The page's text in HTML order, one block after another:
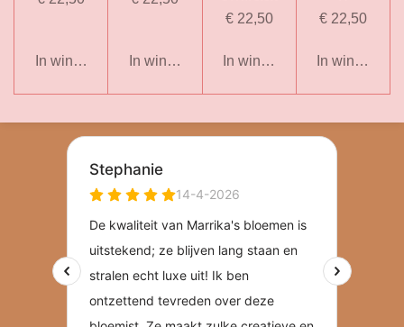
In winkelwagenIn winkelwagen
€ 22,50
In winkelwagen
€ 22,50
In